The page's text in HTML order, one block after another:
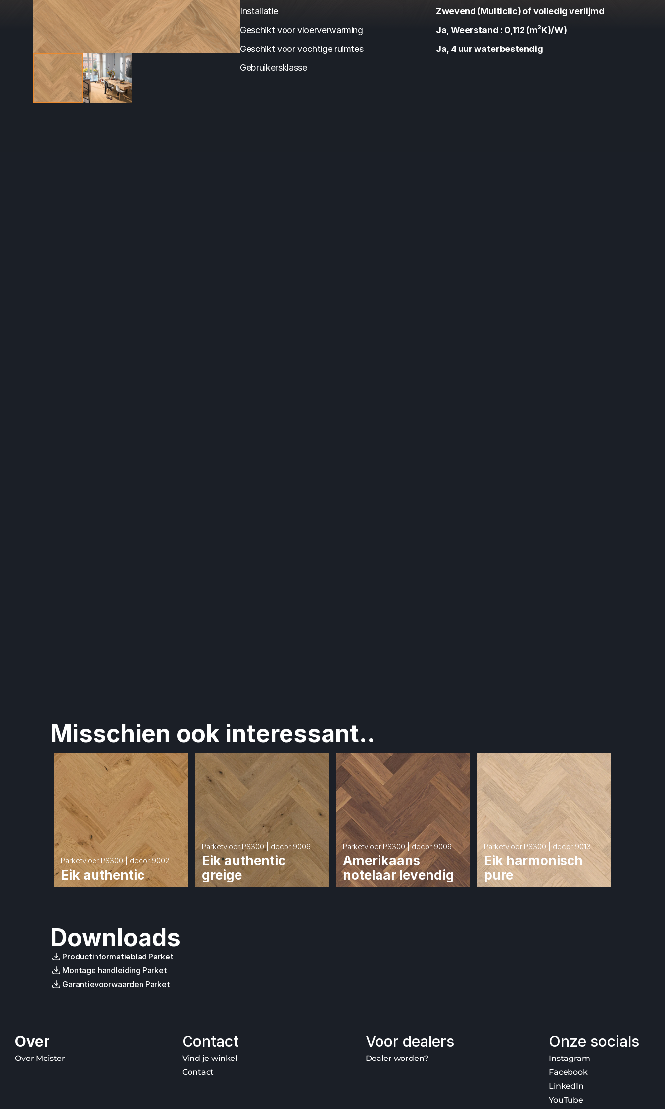
Installatie
Zwevend (Multiclic) of volledig verlijmd
Geschikt voor vloerverwarming
Ja, Weerstand : 0,112 (m²K)/W)
Geschikt voor vochtige ruimtes
Ja, 4 uur waterbestendig
Gebruikersklasse
Misschien ook interessant..
Parketvloer PS300 | decor 9002
Eik authentic
Parketvloer PS300 | decor 9006
Eik authentic
greige
Parketvloer PS300 | decor 9009
Amerikaans
notelaar levendig
Parketvloer PS300 | decor 9013
Eik harmonisch
pure
Downloads
Productinformatieblad Parket
Montage handleiding Parket
Garantievoorwaarden Parket
Over
Over Meister
Contact
Vind je winkel
Contact
Voor dealers
Dealer worden?
Onze socials
Instagram
Facebook
LinkedIn
YouTube